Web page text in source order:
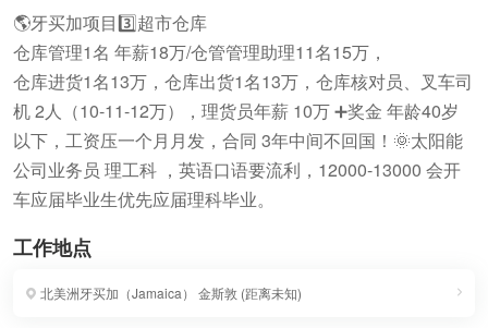
🌎牙买加项目3️⃣超市仓库
仓库管理1名 年薪18万/仓管管理助理11名15万，
仓库进货1名13万，仓库出货1名13万，仓库核对员、叉车司
机 2人（10-11-12万），理货员年薪 10万 ➕奖金 年龄40岁
以下，工资压一个月月发，合同 3年中间不回国！🌞太阳能
公司业务员 理工科 ，英语口语要流利，12000-13000 会开
车应届毕业生优先应届理科毕业。
工作地点
北美洲牙买加（Jamaica） 金斯敦 (距离未知)